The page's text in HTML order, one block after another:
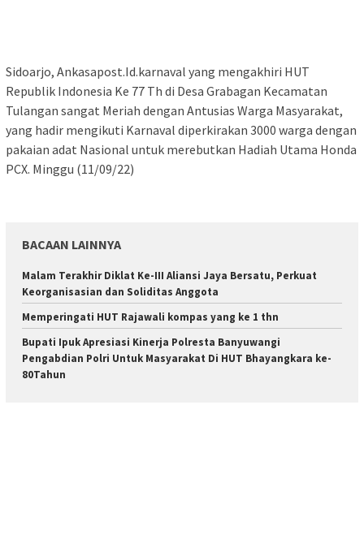
Sidoarjo, Ankasapost.Id.karnaval yang mengakhiri HUT
Republik Indonesia Ke 77 Th di Desa Grabagan Kecamatan
Tulangan sangat Meriah dengan Antusias Warga Masyarakat,
yang hadir mengikuti Karnaval diperkirakan 3000 warga dengan
pakaian adat Nasional untuk merebutkan Hadiah Utama Honda
PCX. Minggu (11/09/22)
BACAAN LAINNYA
Malam Terakhir Diklat Ke-III Aliansi Jaya Bersatu, Perkuat
Keorganisasian dan Soliditas Anggota
Memperingati HUT Rajawali kompas yang ke 1 thn
Bupati Ipuk Apresiasi Kinerja Polresta Banyuwangi
Pengabdian Polri Untuk Masyarakat Di HUT Bhayangkara ke-
80Tahun